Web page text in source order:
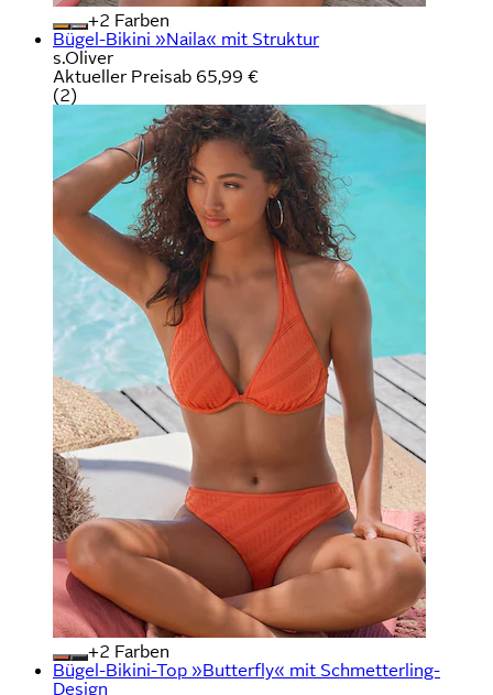
+
Farben
Bügel-Bikini »Naila« mit Struktur
s.Oliver
Aktueller Preisab 65,99 €
(2)
+
Farben
Bügel-Bikini-Top »Butterfly« mit Schmetterling-
Design